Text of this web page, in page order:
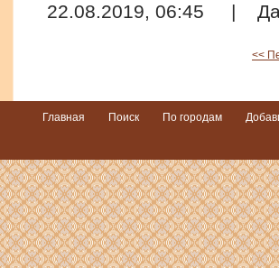
22.08.2019, 06:45 |
<<
Главная Поиск По городам